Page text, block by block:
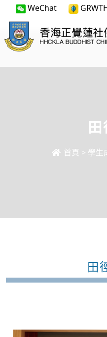
WeChat
首頁 > 學生
田